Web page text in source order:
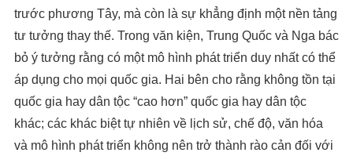
trước phương Tây, mà còn là sự khẳng định một nền tảng
tư tưởng thay thế. Trong văn kiện, Trung Quốc và Nga bác
bỏ ý tưởng rằng có một mô hình phát triển duy nhất có thể
áp dụng cho mọi quốc gia. Hai bên cho rằng không tồn tại
quốc gia hay dân tộc “cao hơn” quốc gia hay dân tộc
khác; các khác biệt tự nhiên về lịch sử, chế độ, văn hóa
và mô hình phát triển không nên trở thành rào cản đối với